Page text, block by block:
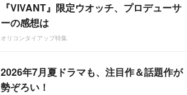
『VIVANT』限定ウオッチ、プロデューサ
ーの感想は
オリコンタイアップ特集
2026年7月夏ドラマも、注目作＆話題作が
勢ぞろい！